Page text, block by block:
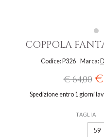
COPPOLA
Codice: P326 Marca:
€ 64,00 €
Spedizione entro 1 giorni
TAGLIA
59